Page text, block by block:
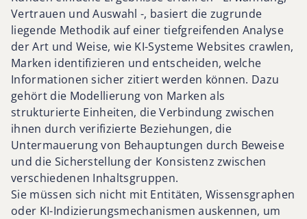
Vertrauen und Auswahl -, basiert die zugrunde
liegende Methodik auf einer tiefgreifenden Analyse
der Art und Weise, wie KI-Systeme Websites crawlen,
Marken identifizieren und entscheiden, welche
Informationen sicher zitiert werden können. Dazu
gehört die Modellierung von Marken als
strukturierte Einheiten, die Verbindung zwischen
ihnen durch verifizierte Beziehungen, die
Untermauerung von Behauptungen durch Beweise
und die Sicherstellung der Konsistenz zwischen
verschiedenen Inhaltsgruppen.
Sie müssen sich nicht mit Entitäten, Wissensgraphen
oder KI-Indizierungsmechanismen auskennen, um